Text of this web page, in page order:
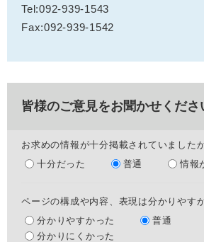
Tel:092-939-1543
Fax:092-939-1542
皆様のご意見をお聞かせくださ
お求めの情報が十分掲載されていました
十分だった
普通 情報
ページの構成や内容、表現は分かりやす
分かりやすかった
普通
分かりにくかった